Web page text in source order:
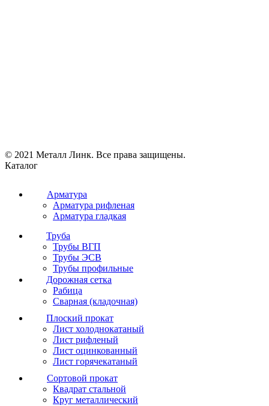
© 2021 Металл Линк. Все права защищены.
Каталог
Арматура
Арматура рифленая
Арматура гладкая
Труба
Трубы ВГП
Трубы ЭСВ
Трубы профильные
Дорожная сетка
Рабица
Сварная (кладочная)
Плоский прокат
Лист холоднокатаный
Лист рифленый
Лист оцинкованный
Лист горячекатаный
Сортовой прокат
Квадрат стальной
Круг металлический